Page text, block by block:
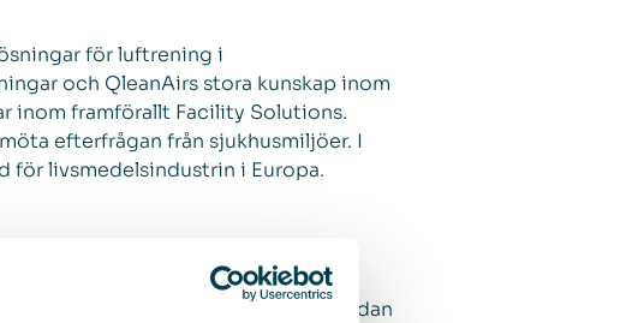
för luftrening i
och QleanAirs stora kunskap inom
inom framförallt Facility Solutions.
efterfrågan från sjukhusmiljöer. I
för livsmedelsindustrin i Europa.
Room Solutions och
Cabin Solutions i
pågående Coronapandemin. Sedan